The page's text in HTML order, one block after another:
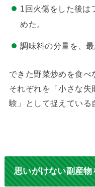
1回火傷をした後は
めた。
調味料の分量を、
できた野菜炒めを食べ
それぞれを「小さな
験」として捉えている
思いがけない副産物